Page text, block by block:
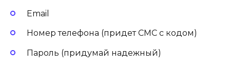
Email
Номер телефона (придет СМС с кодом)
Пароль (придумай надежный)